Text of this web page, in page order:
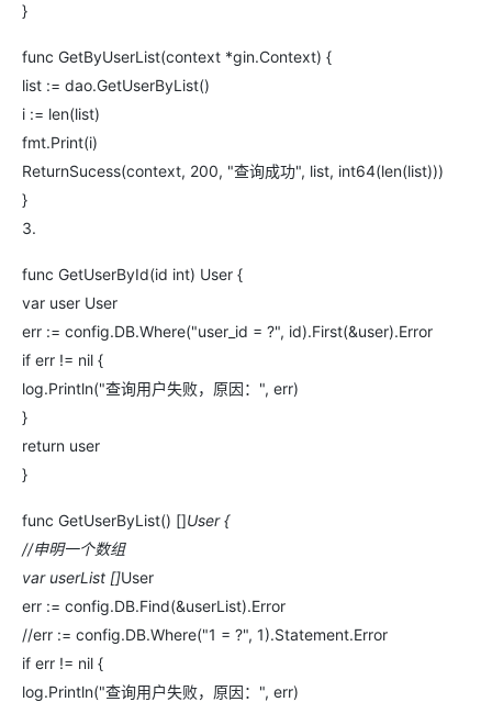
}
func GetByUserList(context *gin.Context) {
list := dao.GetUserByList()
i := len(list)
fmt.Print(i)
ReturnSucess(context, 200, "查询成功", list, int64(len(list)))
}
3.
func GetUserById(id int) User {
var user User
err := config.DB.Where("user_id = ?", id).First(&user).Error
if err != nil {
log.Println("查询用户失败，原因：", err)
}
return user
}
func GetUserByList() []User {
//申明一个数组
var userList []User
err := config.DB.Find(&userList).Error
//err := config.DB.Where("1 = ?", 1).Statement.Error
if err != nil {
log.Println("查询用户失败，原因：", err)